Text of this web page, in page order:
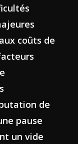
coûts de
de
pause
un vide